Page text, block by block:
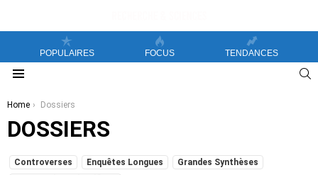
POPULAIRES FOCUS TENDANCES
You are here:
Home Dossiers
DOSSIERS
SUBTERMS
Controverses Enquêtes Longues
Grandes Synthèses